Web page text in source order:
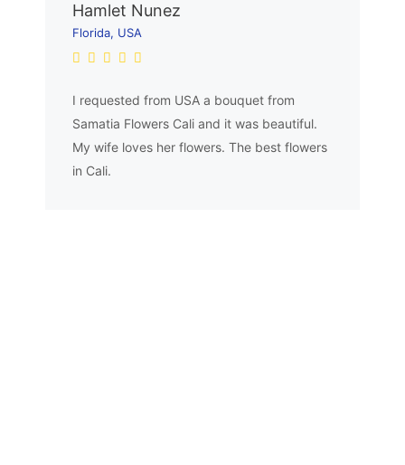
Hamlet Nunez
Florida, USA
I requested from USA a bouquet from
Samatia Flowers Cali and it was beautiful.
My wife loves her flowers. The best flowers
in Cali.